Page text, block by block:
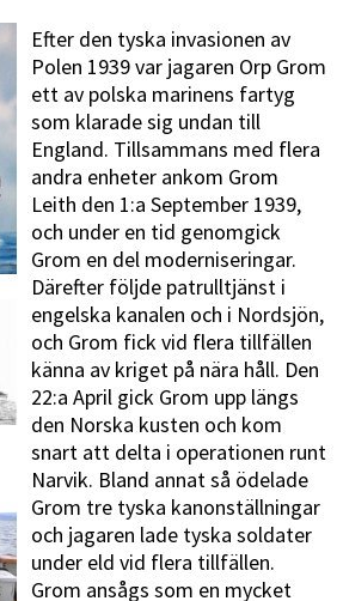
Efter den tyska invasionen av
Polen 1939 var jagaren Orp Grom
ett av polska marinens fartyg
som klarade sig undan till
England. Tillsammans med flera
andra enheter ankom Grom
Leith den 1:a September 1939,
och under en tid genomgick
Grom en del moderniseringar.
Därefter följde patrulltjänst i
engelska kanalen och i Nordsjön,
och Grom fick vid flera tillfällen
känna av kriget på nära håll. Den
22:a April gick Grom upp längs
den Norska kusten och kom
snart att delta i operationen runt
Narvik. Bland annat så ödelade
Grom tre tyska kanonställningar
och jagaren lade tyska soldater
under eld vid flera tillfällen.
Grom ansågs som en mycket